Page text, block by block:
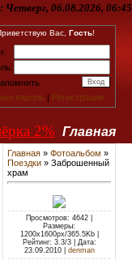
Четверг, 06.08.2026, 06:45
Вас, Гость!
пароль | Регистрация
2% Главная
Главная » Фотоальбом »
Поездки » Заброшенный
храм
Просмотров: 4642 |
Размеры:
1200x1600px/365.5Kb |
Рейтинг: 3.3/3 | Дата:
23.09.2010 | denman